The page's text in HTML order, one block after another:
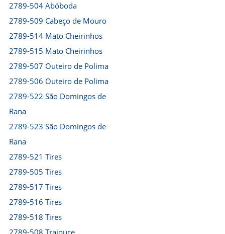
2789-504 Abóboda
2789-509 Cabeço de Mouro
2789-514 Mato Cheirinhos
2789-515 Mato Cheirinhos
2789-507 Outeiro de Polima
2789-506 Outeiro de Polima
2789-522 São Domingos de
Rana
2789-523 São Domingos de
Rana
2789-521 Tires
2789-505 Tires
2789-517 Tires
2789-516 Tires
2789-518 Tires
2789-508 Trajouce